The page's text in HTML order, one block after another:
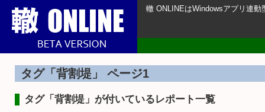
轍 ONLINEはWindowsアプリ連
タグ「背割堤」 ページ1
タグ「背割堤」が付いているレポート一覧